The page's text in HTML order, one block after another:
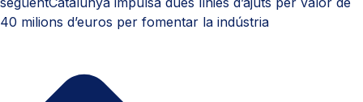
40 milions d’euros per fomentar la indústria